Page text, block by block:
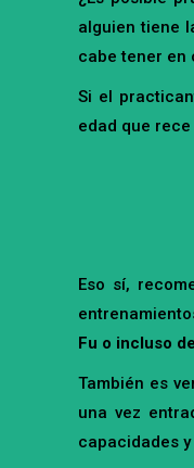
alguien tiene
cabe tener en
Si el
edad que
Eso sí,
Fu o incluso
También es
una vez
capacidades y